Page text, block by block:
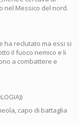
nel Messico del nord.
ha reclutato ma essi si
il fuoco nemico e li
a combattere e
capo di battaglia